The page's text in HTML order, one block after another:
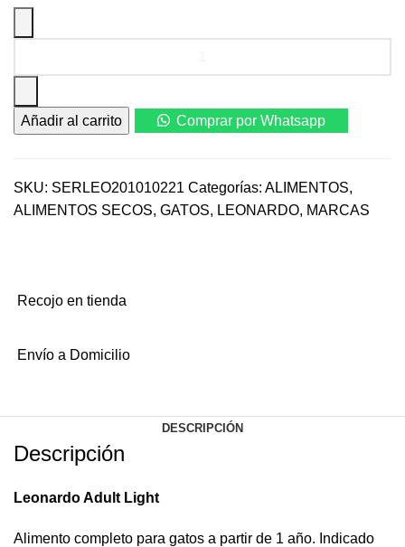
2
kg
Añadir al carrito Comprar por Whatsapp
SKU: SERLEO201010221 Categorías: ALIMENTOS,
ALIMENTOS SECOS, GATOS, LEONARDO, MARCAS
Recojo en tienda
Envío a Domicilio
DESCRIPCIÓN
Descripción
Leonardo Adult Light
Alimento completo para gatos a partir de 1 año. Indicado